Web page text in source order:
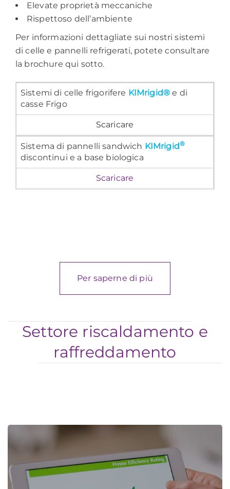
Elevate proprietà meccaniche
Rispettoso dell’ambiente
Per informazioni dettagliate sui nostri sistemi
di celle e pannelli refrigerati, potete consultare
la brochure qui sotto.
Sistemi di celle frigorifere KIMrigid® e di
casse Frigo
Scaricare
Sistema di pannelli sandwich KIMrigid®
discontinui e a base biologica
Scaricare
Per saperne di più
Settore riscaldamento e
raffreddamento